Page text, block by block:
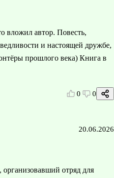
вложил автор. Повесть,
и настоящей дружбе,
прошлого века) Книга в
0 0
20.06.2026
отряд для